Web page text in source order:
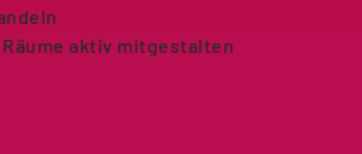
aktiv mitgestalten